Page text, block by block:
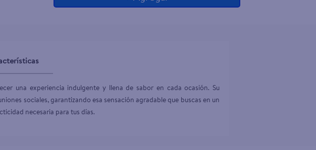
una experiencia indulgente y llena de sabor en cada ocasión. Su
sociales, garantizando esa sensación agradable que buscas en un
necesaria para tus días.